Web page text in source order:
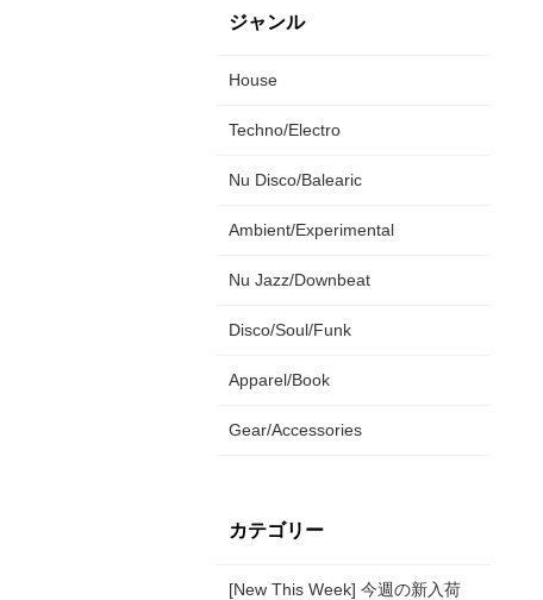
ジャンル
House
Techno/Electro
Nu Disco/Balearic
Ambient/Experimental
Nu Jazz/Downbeat
Disco/Soul/Funk
Apparel/Book
Gear/Accessories
カテゴリー
[New This Week] 今週の新入荷